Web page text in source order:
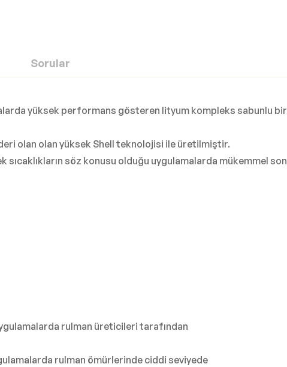
Sorular
yüksek performans gösteren lityum kompleks sabunlu
olan olan yüksek Shell teknolojisi ile üretilmiştir.
sıcaklıkların söz konusu olduğu uygulamalarda mükemmel
rulman üreticileri tarafından
rulman ömürlerinde ciddi seviyede